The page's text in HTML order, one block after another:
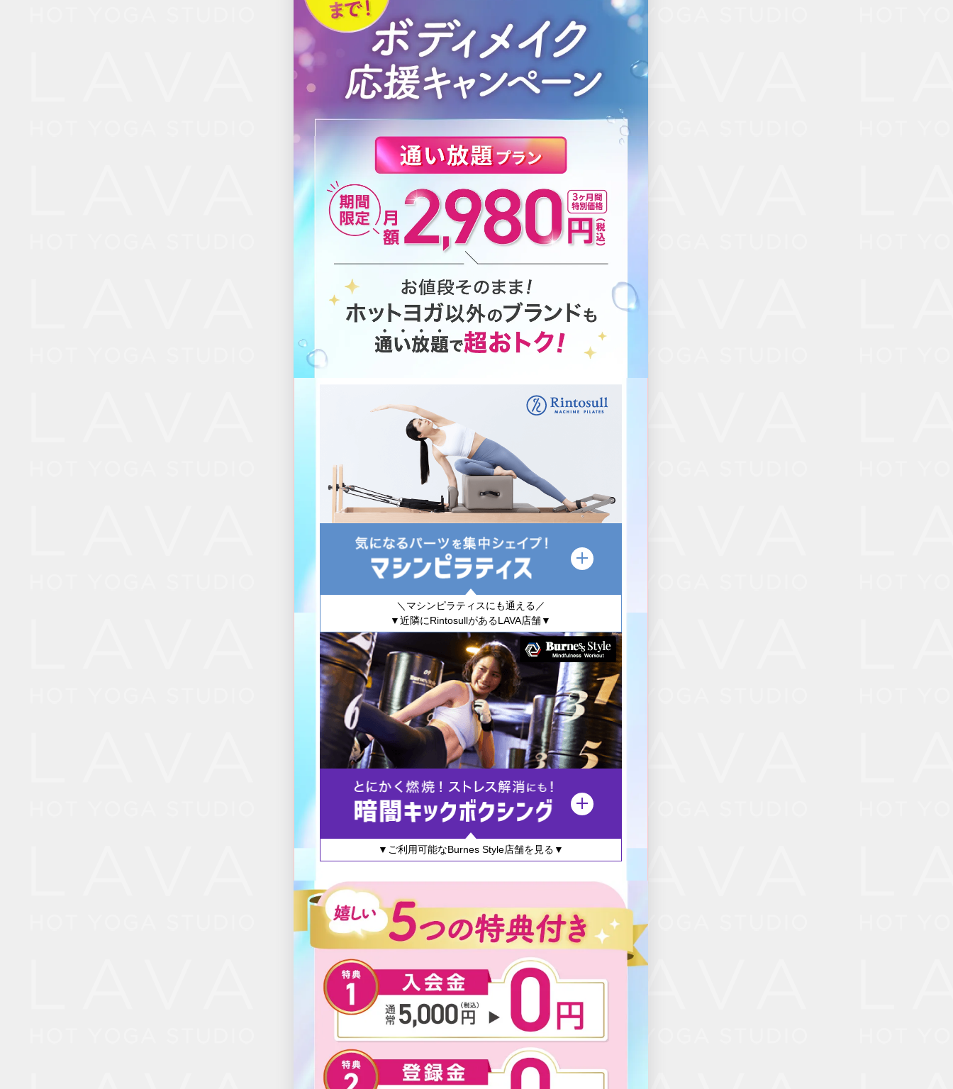
＼マシンピラティスにも通える／
▼近隣にRintosullがあるLAVA店舗▼
▼ご利用可能なBurnes Style店舗を見る▼